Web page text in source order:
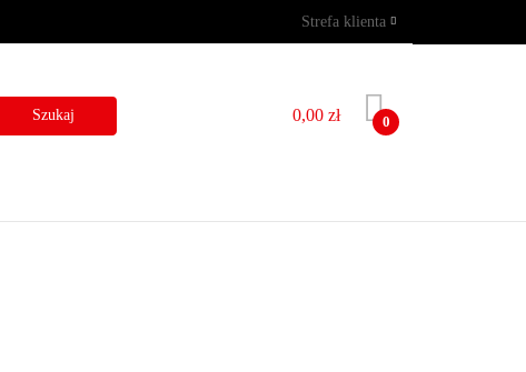
Strefa klienta
Zarejestruj się
Dodaj zgłoszenie
0,00 zł 0